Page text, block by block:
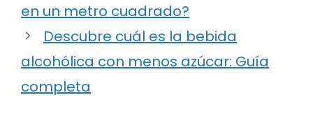
en un metro cuadrado?
Descubre cuál es la bebida
alcohólica con menos azúcar: Guía
completa